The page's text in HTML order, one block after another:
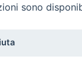
sono